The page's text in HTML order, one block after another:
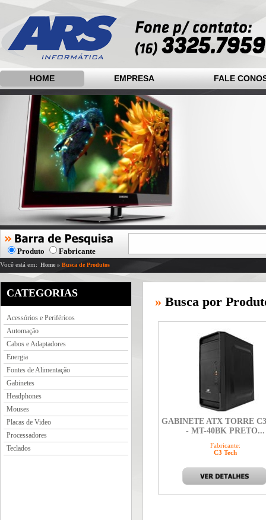
HOME EMPRESA FALE
Produto Fabricante
Você está em: Home » Busca de Produtos
CATEGORIAS
Acessórios e Periféricos
Automação
Cabos e Adaptadores
Energia
Fontes de Alimentação
Gabinetes
Headphones
Mouses
Placas de Video
Processadores
Teclados
» Busca por
GABINETE ATX TORRE
- MT-40BK PRETO...
Fabricante:
C3 Tech